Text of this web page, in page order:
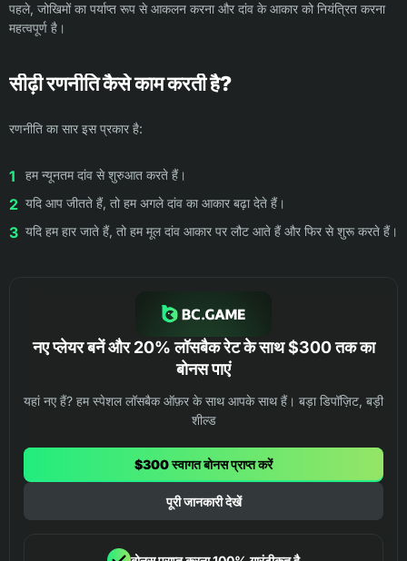
पहले, जोखिमों का पर्याप्त रूप से आकलन करना और दांव के आकार को नियंत्रित करना
महत्वपूर्ण है।
सीढ़ी रणनीति कैसे काम करती है?
रणनीति का सार इस प्रकार है:
हम न्यूनतम दांव से शुरुआत करते हैं।
यदि आप जीतते हैं, तो हम अगले दांव का आकार बढ़ा देते हैं।
यदि हम हार जाते हैं, तो हम मूल दांव आकार पर लौट आते हैं और फिर से शुरू करते हैं।
नए प्लेयर बनें और 20% लॉसबैक रेट के साथ $300 तक का
बोनस पाएं
यहां नए हैं? हम स्पेशल लॉसबैक ऑफ़र के साथ आपके साथ हैं। बड़ा डिपॉज़िट, बड़ी
शील्ड
$300 स्वागत बोनस प्राप्त करें
पूरी जानकारी देखें